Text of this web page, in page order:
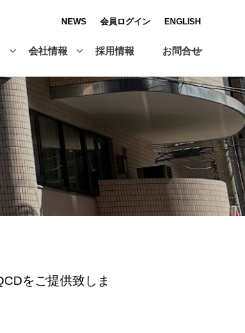
会社情報 採用情報 お問合せ
NEWS 会員ログイン ENGLISH
をご提供致しま